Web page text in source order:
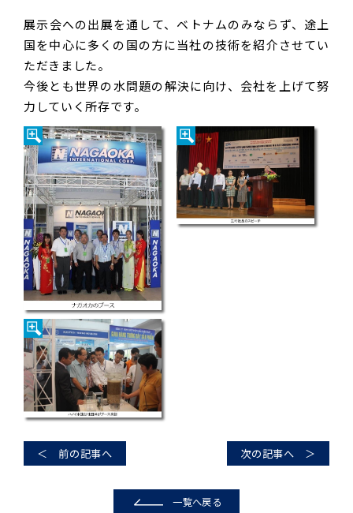
展示会への出展を通して、ベトナムのみならず、途上
国を中心に多くの国の方に当社の技術を紹介させてい
ただきました。
今後とも世界の水問題の解決に向け、会社を上げて努
力していく所存です。
＜ 前の記事へ 次の記事へ ＞
一覧へ戻る